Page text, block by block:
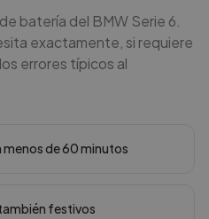
batería del BMW Serie 6.
exactamente, si requiere
errores típicos al
menos de 60 minutos
festivos